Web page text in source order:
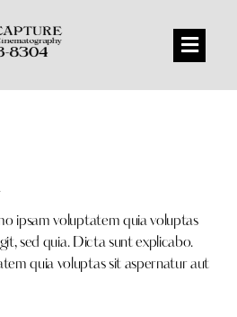
ipsam voluptatem quia voluptas
sed quia. Dicta sunt explicabo.
quia voluptas sit aspernatur aut